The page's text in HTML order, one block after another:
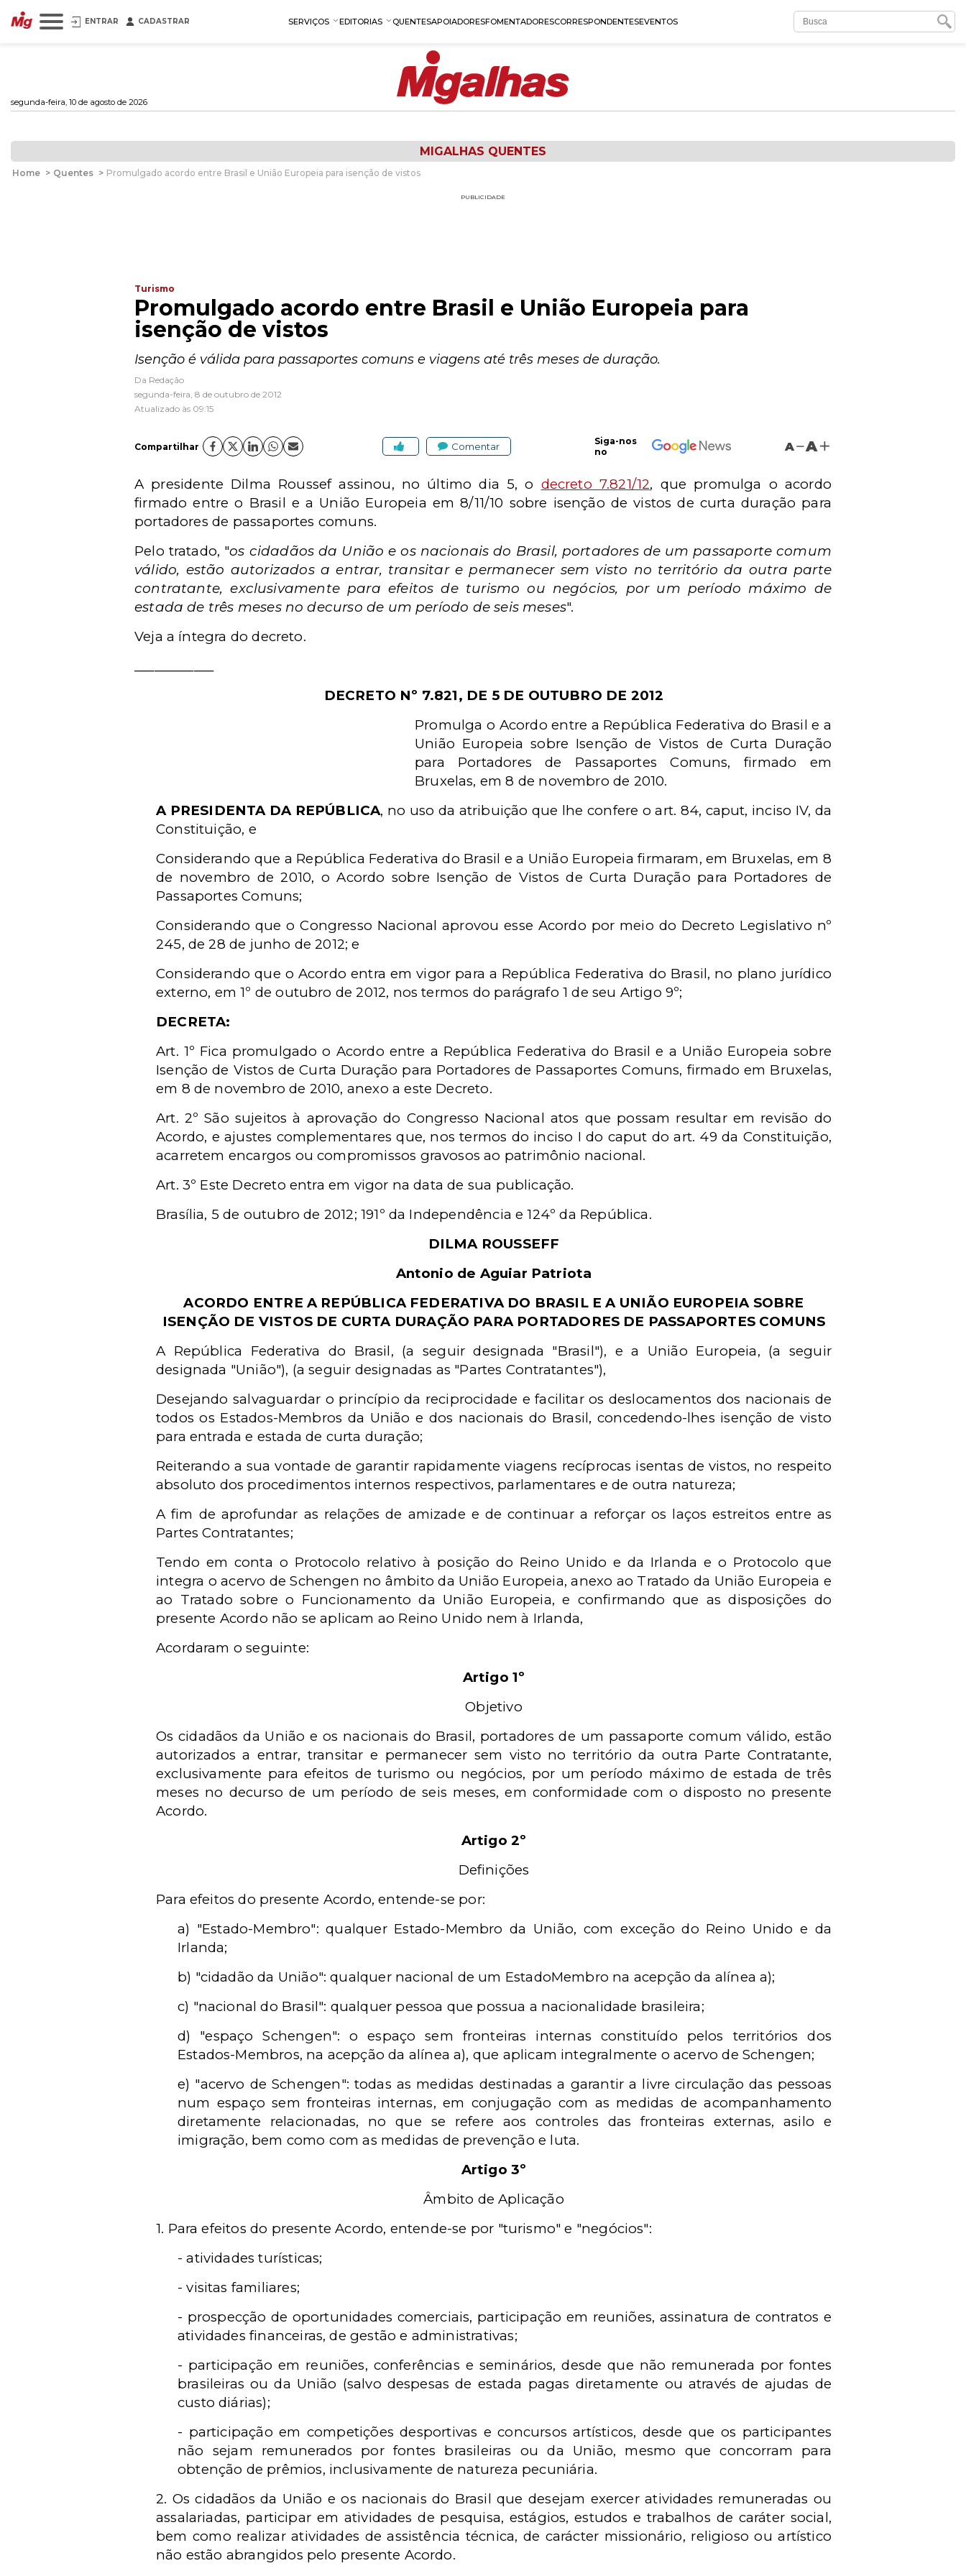
ENTRAR CADASTRAR SERVIÇOS EDITORIAS QUENTESAPOIADORESFOMENTADORESCORRESPONDENTESEVENTOS
segunda-feira, 10 de agosto de 2026
MIGALHAS QUENTES
Home > Quentes > Promulgado acordo entre Brasil e União Europeia para isenção de vistos
PUBLICIDADE
Turismo
Promulgado acordo entre Brasil e União Europeia para
isenção de vistos
Isenção é válida para passaportes comuns e viagens até três meses de duração.
Da Redação
segunda-feira, 8 de outubro de 2012
Atualizado às 09:15
Compartilhar Comentar
Siga-nos
no
A A
A presidente Dilma Roussef assinou, no último dia 5, o decreto 7.821/12, que promulga o acordo
firmado entre o Brasil e a União Europeia em 8/11/10 sobre isenção de vistos de curta duração para
portadores de passaportes comuns.
Pelo tratado, "os cidadãos da União e os nacionais do Brasil, portadores de um passaporte comum
válido, estão autorizados a entrar, transitar e permanecer sem visto no território da outra parte
contratante, exclusivamente para efeitos de turismo ou negócios, por um período máximo de
estada de três meses no decurso de um período de seis meses".
Veja a íntegra do decreto.
DECRETO Nº 7.821, DE 5 DE OUTUBRO DE 2012
Promulga o Acordo entre a República Federativa do Brasil e a
União Europeia sobre Isenção de Vistos de Curta Duração
para Portadores de Passaportes Comuns, firmado em
Bruxelas, em 8 de novembro de 2010.
A PRESIDENTA DA REPÚBLICA, no uso da atribuição que lhe confere o art. 84, caput, inciso IV, da
Constituição, e
Considerando que a República Federativa do Brasil e a União Europeia firmaram, em Bruxelas, em 8
de novembro de 2010, o Acordo sobre Isenção de Vistos de Curta Duração para Portadores de
Passaportes Comuns;
Considerando que o Congresso Nacional aprovou esse Acordo por meio do Decreto Legislativo nº
245, de 28 de junho de 2012; e
Considerando que o Acordo entra em vigor para a República Federativa do Brasil, no plano jurídico
externo, em 1º de outubro de 2012, nos termos do parágrafo 1 de seu Artigo 9º;
DECRETA:
Art. 1º Fica promulgado o Acordo entre a República Federativa do Brasil e a União Europeia sobre
Isenção de Vistos de Curta Duração para Portadores de Passaportes Comuns, firmado em Bruxelas,
em 8 de novembro de 2010, anexo a este Decreto.
Art. 2º São sujeitos à aprovação do Congresso Nacional atos que possam resultar em revisão do
Acordo, e ajustes complementares que, nos termos do inciso I do caput do art. 49 da Constituição,
acarretem encargos ou compromissos gravosos ao patrimônio nacional.
Art. 3º Este Decreto entra em vigor na data de sua publicação.
Brasília, 5 de outubro de 2012; 191º da Independência e 124º da República.
DILMA ROUSSEFF
Antonio de Aguiar Patriota
ACORDO ENTRE A REPÚBLICA FEDERATIVA DO BRASIL E A UNIÃO EUROPEIA SOBRE
ISENÇÃO DE VISTOS DE CURTA DURAÇÃO PARA PORTADORES DE PASSAPORTES COMUNS
A República Federativa do Brasil, (a seguir designada "Brasil"), e a União Europeia, (a seguir
designada "União"), (a seguir designadas as "Partes Contratantes"),
Desejando salvaguardar o princípio da reciprocidade e facilitar os deslocamentos dos nacionais de
todos os Estados-Membros da União e dos nacionais do Brasil, concedendo-lhes isenção de visto
para entrada e estada de curta duração;
Reiterando a sua vontade de garantir rapidamente viagens recíprocas isentas de vistos, no respeito
absoluto dos procedimentos internos respectivos, parlamentares e de outra natureza;
A fim de aprofundar as relações de amizade e de continuar a reforçar os laços estreitos entre as
Partes Contratantes;
Tendo em conta o Protocolo relativo à posição do Reino Unido e da Irlanda e o Protocolo que
integra o acervo de Schengen no âmbito da União Europeia, anexo ao Tratado da União Europeia e
ao Tratado sobre o Funcionamento da União Europeia, e confirmando que as disposições do
presente Acordo não se aplicam ao Reino Unido nem à Irlanda,
Acordaram o seguinte:
Artigo 1º
Objetivo
Os cidadãos da União e os nacionais do Brasil, portadores de um passaporte comum válido, estão
autorizados a entrar, transitar e permanecer sem visto no território da outra Parte Contratante,
exclusivamente para efeitos de turismo ou negócios, por um período máximo de estada de três
meses no decurso de um período de seis meses, em conformidade com o disposto no presente
Acordo.
Artigo 2º
Definições
Para efeitos do presente Acordo, entende-se por:
a) "Estado-Membro": qualquer Estado-Membro da União, com exceção do Reino Unido e da
Irlanda;
b) "cidadão da União": qualquer nacional de um EstadoMembro na acepção da alínea a);
c) "nacional do Brasil": qualquer pessoa que possua a nacionalidade brasileira;
d) "espaço Schengen": o espaço sem fronteiras internas constituído pelos territórios dos
Estados-Membros, na acepção da alínea a), que aplicam integralmente o acervo de Schengen;
e) "acervo de Schengen": todas as medidas destinadas a garantir a livre circulação das pessoas
num espaço sem fronteiras internas, em conjugação com as medidas de acompanhamento
diretamente relacionadas, no que se refere aos controles das fronteiras externas, asilo e
imigração, bem como com as medidas de prevenção e luta.
Artigo 3º
Âmbito de Aplicação
1. Para efeitos do presente Acordo, entende-se por "turismo" e "negócios":
- atividades turísticas;
- visitas familiares;
- prospecção de oportunidades comerciais, participação em reuniões, assinatura de contratos e
atividades financeiras, de gestão e administrativas;
- participação em reuniões, conferências e seminários, desde que não remunerada por fontes
brasileiras ou da União (salvo despesas de estada pagas diretamente ou através de ajudas de
custo diárias);
- participação em competições desportivas e concursos artísticos, desde que os participantes
não sejam remunerados por fontes brasileiras ou da União, mesmo que concorram para
obtenção de prêmios, inclusivamente de natureza pecuniária.
2. Os cidadãos da União e os nacionais do Brasil que desejam exercer atividades remuneradas ou
assalariadas, participar em atividades de pesquisa, estágios, estudos e trabalhos de caráter social,
bem como realizar atividades de assistência técnica, de carácter missionário, religioso ou artístico
não estão abrangidos pelo presente Acordo.